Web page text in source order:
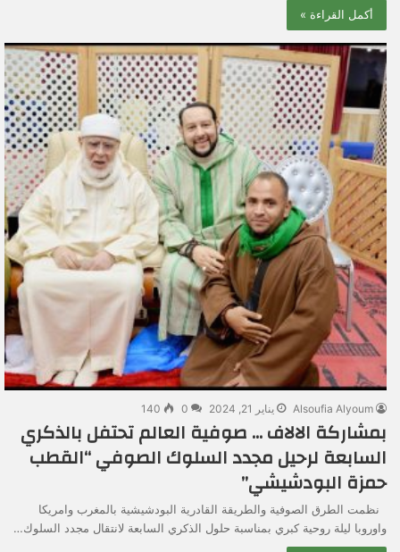
أكمل القراءة »
Alsoufia Alyoum يناير 21, 2024 0
140
بمشاركة الالاف … صوفية العالم تحتفل بالذكري
السابعة لرحيل مجدد السلوك الصوفي “القطب
حمزة البودشيشي”
نظمت الطرق الصوفية والطريقة القادرية البودشيشية بالمغرب وامريكا
واوروبا ليلة روحية كبري بمناسبة حلول الذكري السابعة لانتقال مجدد السلوك…